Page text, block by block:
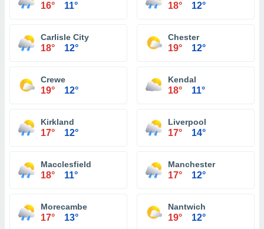
16° 11° 18° 12°
Carlisle City
18° 12°
Chester
19° 12°
Crewe
19° 12°
Kendal
18° 11°
Kirkland
17° 12°
Liverpool
17° 14°
Macclesfield
18° 11°
Manchester
17° 12°
Morecambe
17° 13°
Nantwich
19° 12°